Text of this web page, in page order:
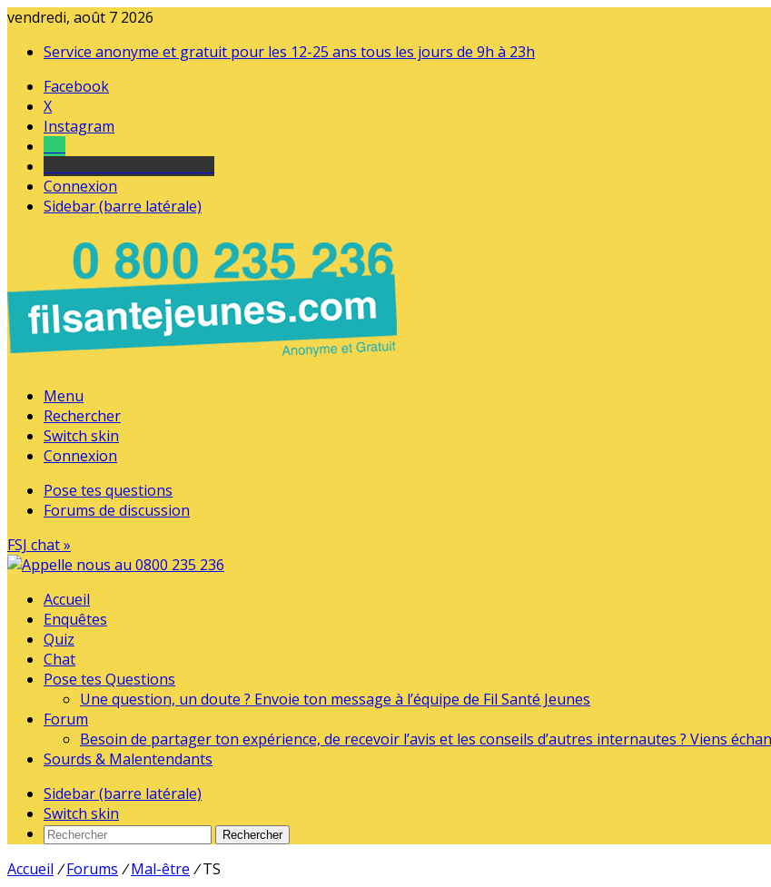
vendredi, août 7 2026
Service anonyme et gratuit pour les 12-25 ans tous les jours de 9h à 23h
Facebook
X
Instagram
Connexion
Sidebar (barre latérale)
Menu
Rechercher
Switch skin
Connexion
Pose tes questions
Forums de discussion
FSJ chat »
Accueil
Enquêtes
Quiz
Chat
Pose tes Questions
Une question, un doute ? Envoie ton message à l’équipe de Fil Santé Jeunes
Forum
Besoin de partager ton expérience, de recevoir l’avis et les conseils d’autres internautes ? Viens
Sourds & Malentendants
Sidebar (barre latérale)
Switch skin
Rechercher
Accueil / Forums / Mal-être / TS